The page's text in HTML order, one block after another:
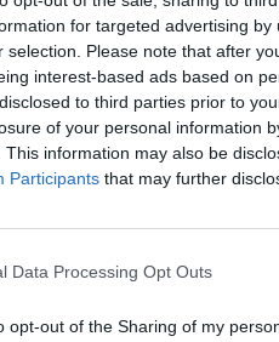
for targeted advertising
selection. Please note that after
interest-based ads based on
to third parties prior to
of your personal information
This information may also be
Participants that may further
Data Processing Opt Outs
opt-out of the Sharing of my
strul med swishen.
felmeddelande att kontakta